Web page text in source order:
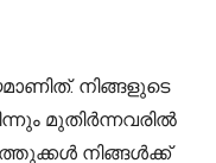
നിങ്ങളുടെ
മുതിർന്നവരിൽ
നിങ്ങൾക്ക്